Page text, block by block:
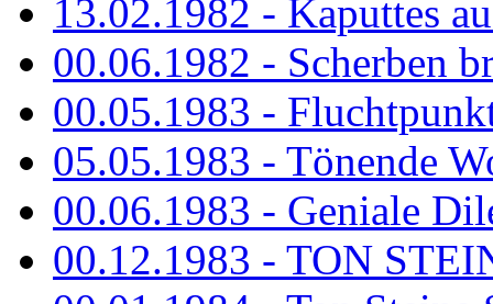
13.02.1982 - Kaputtes
00.06.1982 - Scherben
00.05.1983 -
05.05.1983 - Tönende
00.06.1983 - Geniale
00.12.1983 - TON